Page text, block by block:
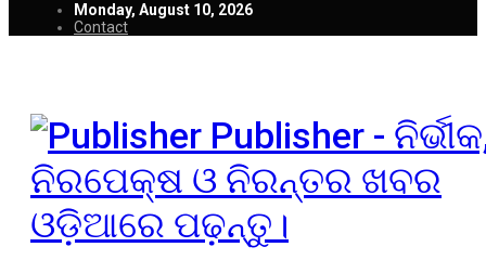
Monday, August 10, 2026
Contact
Publisher -
ନିରପେକ୍ଷ ଓ ନିରନ୍ତର ଖବର
ଓଡ଼ିଆରେ ପଢ଼ନ୍ତୁ।